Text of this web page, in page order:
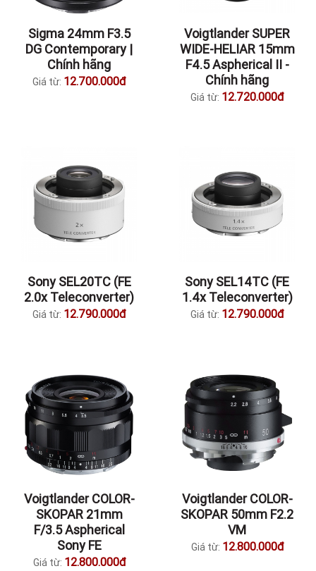
Sigma 24mm F3.5
DG Contemporary |
Chính hãng
Giá từ: 12.700.000đ
Voigtlander SUPER
WIDE-HELIAR 15mm
F4.5 Aspherical II -
Chính hãng
Giá từ: 12.720.000đ
Sony SEL20TC (FE
2.0x Teleconverter)
Giá từ: 12.790.000đ
Sony SEL14TC (FE
1.4x Teleconverter)
Giá từ: 12.790.000đ
Voigtlander COLOR-
SKOPAR 21mm
F/3.5 Aspherical
Sony FE
Giá từ: 12.800.000đ
Voigtlander COLOR-
SKOPAR 50mm F2.2
VM
Giá từ: 12.800.000đ